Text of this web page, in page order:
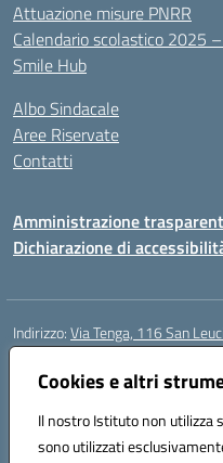
Cookies e altri
Il nostro Istituto non utilizza
sono utilizzati
Attuazione misure PNRR
Calendario scolastico 2025
Smile Hub
Albo Sindacale
Aree Riservate
Contatti
Amministrazione
Dichiarazione di
Indirizzo:Via Tenga, 116 San
Centralino:
Posta elettronica certificata
Codice fiscale: 93098380616
Codice meccanografico: